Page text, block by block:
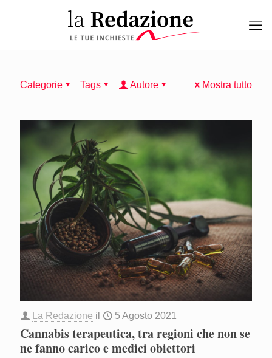
Categorie Tags Autore Mostra tutto
La Redazione il 5 Agosto 2021
Cannabis terapeutica, tra regioni che non se
ne fanno carico e medici obiettori